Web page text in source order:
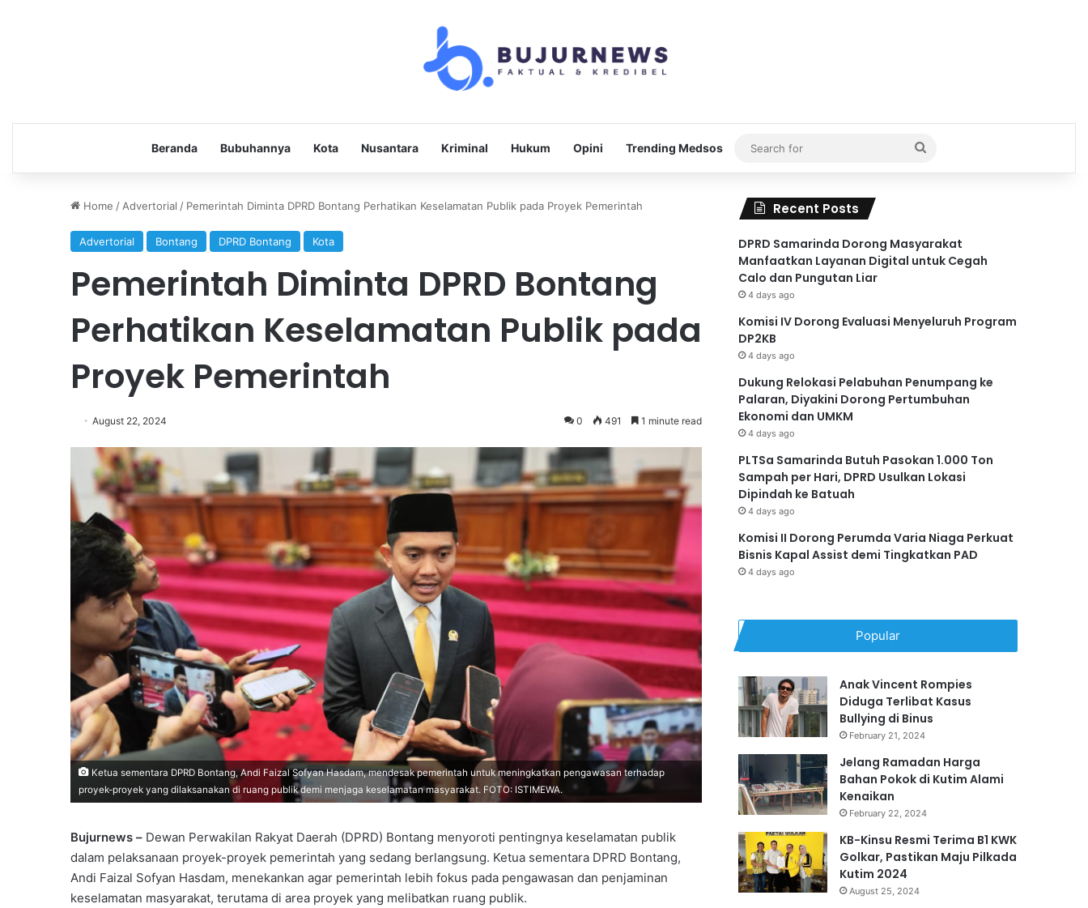
Beranda Bubuhannya Kota Nusantara Kriminal Hukum Opini Trending Medsos
Search
for
Home / Advertorial / Pemerintah Diminta DPRD Bontang Perhatikan Keselamatan Publik pada Proyek Pemerintah
Advertorial Bontang DPRD Bontang Kota
Pemerintah Diminta DPRD Bontang
Perhatikan Keselamatan Publik pada
Proyek Pemerintah
August 22, 2024 0 491 1 minute read
Ketua sementara DPRD Bontang, Andi Faizal Sofyan Hasdam, mendesak pemerintah untuk meningkatkan pengawasan terhadap
proyek-proyek yang dilaksanakan di ruang publik demi menjaga keselamatan masyarakat. FOTO: ISTIMEWA.
Bujurnews – Dewan Perwakilan Rakyat Daerah (DPRD) Bontang menyoroti pentingnya keselamatan publik
dalam pelaksanaan proyek-proyek pemerintah yang sedang berlangsung. Ketua sementara DPRD Bontang,
Andi Faizal Sofyan Hasdam, menekankan agar pemerintah lebih fokus pada pengawasan dan penjaminan
keselamatan masyarakat, terutama di area proyek yang melibatkan ruang publik.
Recent Posts
DPRD Samarinda Dorong Masyarakat
Manfaatkan Layanan Digital untuk Cegah
Calo dan Pungutan Liar
4 days ago
Komisi IV Dorong Evaluasi Menyeluruh Program
DP2KB
4 days ago
Dukung Relokasi Pelabuhan Penumpang ke
Palaran, Diyakini Dorong Pertumbuhan
Ekonomi dan UMKM
4 days ago
PLTSa Samarinda Butuh Pasokan 1.000 Ton
Sampah per Hari, DPRD Usulkan Lokasi
Dipindah ke Batuah
4 days ago
Komisi II Dorong Perumda Varia Niaga Perkuat
Bisnis Kapal Assist demi Tingkatkan PAD
4 days ago
Popular
Anak Vincent Rompies
Diduga Terlibat Kasus
Bullying di Binus
February 21, 2024
Jelang Ramadan Harga
Bahan Pokok di Kutim Alami
Kenaikan
February 22, 2024
KB-Kinsu Resmi Terima B1 KWK
Golkar, Pastikan Maju Pilkada
Kutim 2024
August 25, 2024